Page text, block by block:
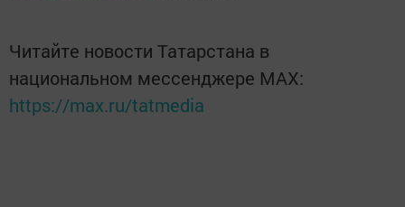
Читайте новости Татарстана в
национальном мессенджере MАХ:
https://max.ru/tatmedia